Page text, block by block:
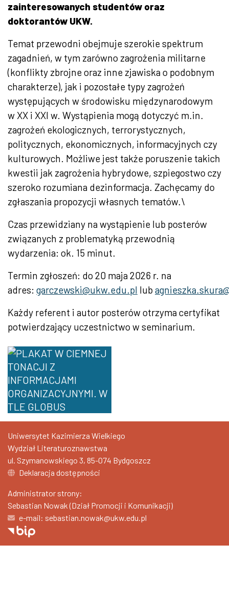
zainteresowanych studentów oraz
doktorantów UKW.
Temat przewodni obejmuje szerokie spektrum
zagadnień, w tym zarówno zagrożenia militarne
(konflikty zbrojne oraz inne zjawiska o podobnym
charakterze), jak i pozostałe typy zagrożeń
występujących w środowisku międzynarodowym
w XX i XXI w. Wystąpienia mogą dotyczyć m.in.
zagrożeń ekologicznych, terrorystycznych,
politycznych, ekonomicznych, informacyjnych czy
kulturowych. Możliwe jest także poruszenie takich
kwestii jak zagrożenia hybrydowe, szpiegostwo czy
szeroko rozumiana dezinformacja. Zachęcamy do
zgłaszania propozycji własnych tematów.\
Czas przewidziany na wystąpienie lub posterów
związanych z problematyką przewodnią
wydarzenia: ok. 15 minut.
Termin zgłoszeń: do 20 maja 2026 r. na
adres: garczewski@ukw.edu.pl lub
Każdy referent i autor posterów otrzyma certyfikat
potwierdzający uczestnictwo w seminarium.
Uniwersytet Kazimierza Wielkiego
Wydział Literaturoznawstwa
ul. Szymanowskiego 3, 85-074 Bydgoszcz
Deklaracja dostępności
Administrator strony:
Sebastian Nowak (Dział Promocji i Komunikacji)
e-mail: sebastian.nowak@ukw.edu.pl